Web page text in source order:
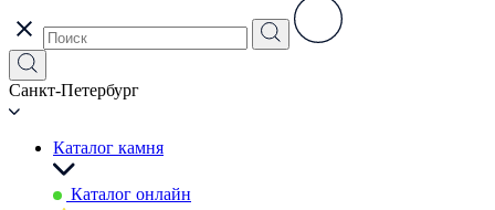
Санкт-Петербург
Каталог камня
Каталог онлайн